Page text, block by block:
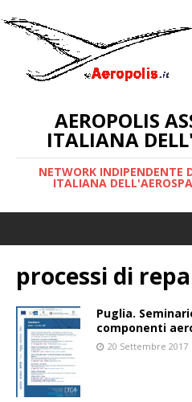
AEROPOLIS
ITALIANA
NETWORK INDIPENDENTE
ITALIANA
processi di
Puglia.
componenti
20 Settembre 2017